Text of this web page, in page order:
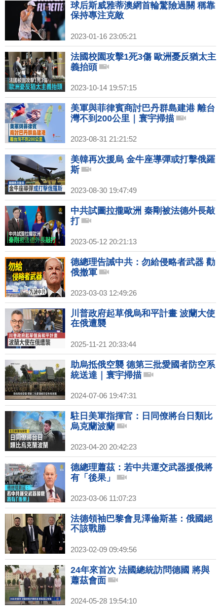
球后斯威雅蒂澳網首輪驚險過關 稱靠
保持專注克敵
2023-01-16 23:05:21
法國校園攻擊1死3傷 歐洲憂反猶太主
義抬頭
2023-10-14 19:57:15
美軍與菲律賓商討巴丹群島建港 離台
灣不到200公里｜寰宇掃描
2023-08-31 21:21:52
美韓再次援烏 金牛座導彈或打擊俄羅
斯
2023-08-30 19:47:49
中共試圖拉攏歐洲 秦剛被法德外長敲
打
2023-05-12 20:21:13
德總理告誡中共：勿給侵略者武器 勸
俄撤軍
2023-03-03 12:49:26
川普政府起草俄烏和平計畫 波蘭大使
在俄遭襲
2025-11-21 20:33:44
助烏抵俄空襲 德第三批愛國者防空系
統送達｜寰宇掃描
2024-07-06 19:47:31
駐日美軍指揮官：日同僚將台日類比
烏克蘭波蘭
2023-04-20 20:42:23
德總理蕭茲：若中共運交武器援俄將
有「後果」
2023-03-06 11:07:23
法德領袖巴黎會見澤倫斯基：俄國絕
不該戰勝
2023-02-09 09:49:56
24年來首次 法國總統訪問德國 將與
蕭茲會面
2024-05-28 19:54:10